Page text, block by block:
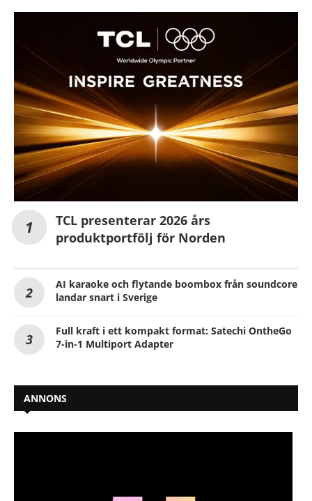
TCL presenterar 2026 års
produktportfölj för Norden
AI karaoke och flytande boombox från soundcore
landar snart i Sverige
Full kraft i ett kompakt format: Satechi OntheGo
7-in-1 Multiport Adapter
ANNONS